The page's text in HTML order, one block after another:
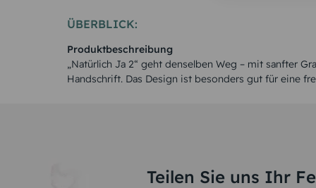
ÜBERBLICK:
Produktbeschreibung
„Natürlich Ja 2“ geht denselben Weg – mit sanfter
Handschrift. Das Design ist besonders gut für eine
Teilen Sie uns Ihr